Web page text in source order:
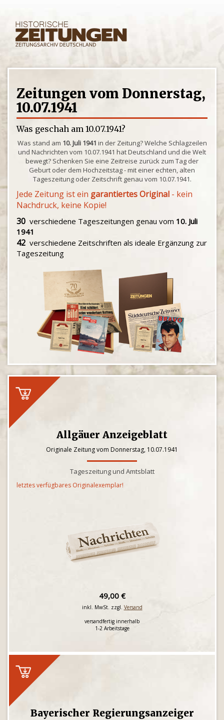
Zeitungen vom Donnerstag,
10.07.1941
Was geschah am 10.07.1941?
Was stand am 10. Juli 1941 in der Zeitung? Welche Schlagzeilen
und Nachrichten vom 10.07.1941 hat Deutschland und die Welt
bewegt? Schenken Sie eine Zeitreise zurück zum Tag der
Geburt oder dem Hochzeitstag - mit einer echten, alten
Tageszeitung oder Zeitschrift genau vom 10.07.1941.
Jede Zeitung ist ein garantiertes Original - kein
Nachdruck, keine Kopie!
30 verschiedene Tageszeitungen genau vom 10. Juli
1941
42 verschiedene Zeitschriften als ideale Ergänzung zur
Tageszeitung
Allgäuer Anzeigeblatt
Originale Zeitung vom Donnerstag, 10.07.1941
Tageszeitung und Amtsblatt
letztes verfügbares Originalexemplar!
49,00 €
inkl. MwSt. zzgl. Versand
versandfertig innerhalb
1-2 Arbeitstage
Bayerischer Regierungsanzeiger